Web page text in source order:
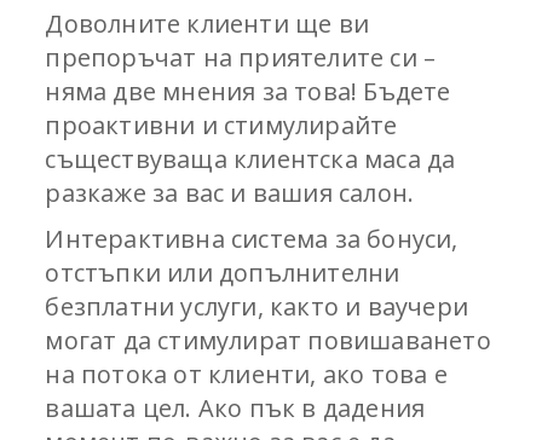
Доволните клиенти ще ви
препоръчат на приятелите си –
няма две мнения за това! Бъдете
проактивни и стимулирайте
съществуваща клиентска маса да
разкаже за вас и вашия салон.
Интерактивна система за бонуси,
отстъпки или допълнителни
безплатни услуги, както и ваучери
могат да стимулират повишаването
на потока от клиенти, ако това е
вашата цел. Ако пък в дадения